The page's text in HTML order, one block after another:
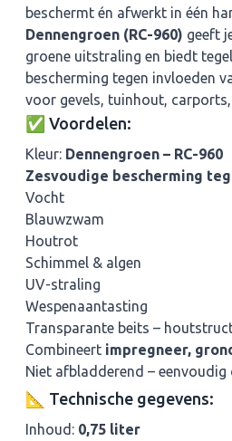
beschermt én afwerkt in één
Dennengroen (RC-960) geeft
groene uitstraling en biedt
bescherming tegen invloeden
voor gevels, tuinhout,
✅ Voordelen:
Kleur: Dennengroen – RC-960
Zesvoudige bescherming
Vocht
Blauwzwam
Houtrot
Schimmel & algen
UV-straling
Wespenaantasting
Transparante beits –
Combineert impregneer,
Niet afbladderend – eenvoudig
📐 Technische gegevens:
Inhoud: 0,75 liter